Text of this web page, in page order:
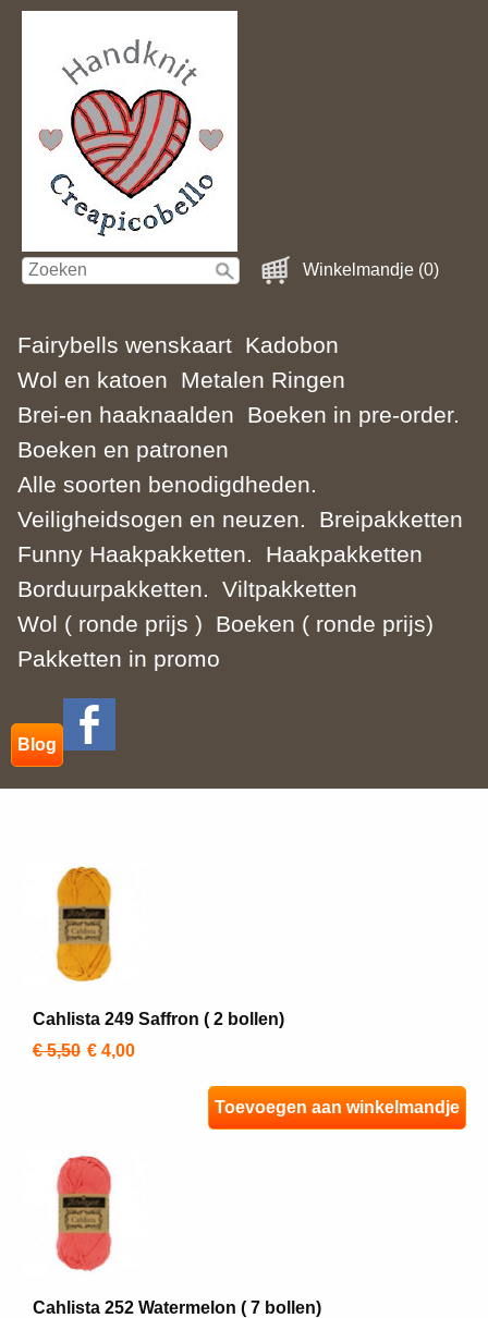
Winkelmandje (0)
Fairybells wenskaart Kadobon
Wol en katoen
Metalen Ringen
Brei-en haaknaalden
Boeken in pre-order.
Boeken en patronen
Alle soorten benodigdheden.
Veiligheidsogen en neuzen.
Breipakketten
Funny Haakpakketten.
Haakpakketten
Borduurpakketten.
Viltpakketten
Wol ( ronde prijs )
Boeken ( ronde prijs)
Pakketten in promo
Blog
Cahlista 249 Saffron ( 2 bollen)
€ 5,50 € 4,00
Toevoegen aan winkelmandje
Cahlista 252 Watermelon ( 7 bollen)